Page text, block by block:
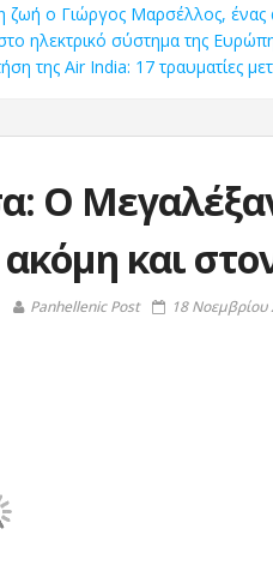
ζωή ο Γιώργος Μαρσέλλος,
ηλεκτρικό σύστημα της
της Air India: 17 τραυματίες
Ο
και
Panhellenic Post 18 Νοεμβρίου